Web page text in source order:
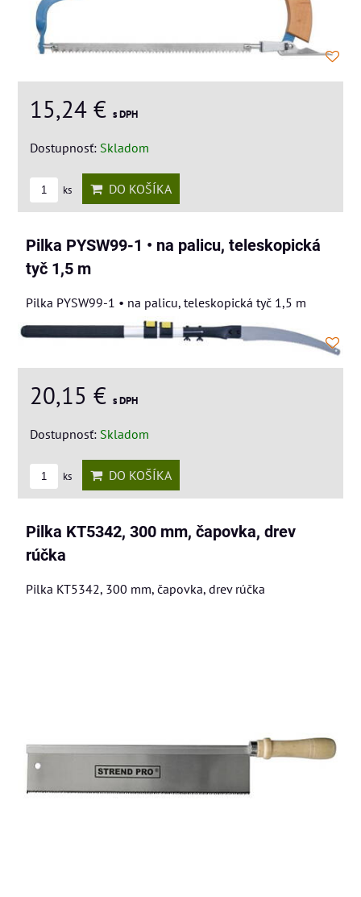
15,24 € s DPH
Dostupnosť: Skladom
ks DO KOŠÍKA
Pilka PYSW99-1 • na palicu, teleskopická
tyč 1,5 m
Pilka PYSW99-1 • na palicu, teleskopická tyč 1,5 m
20,15 € s DPH
Dostupnosť: Skladom
ks DO KOŠÍKA
Pilka KT5342, 300 mm, čapovka, drev
rúčka
Pilka KT5342, 300 mm, čapovka, drev rúčka